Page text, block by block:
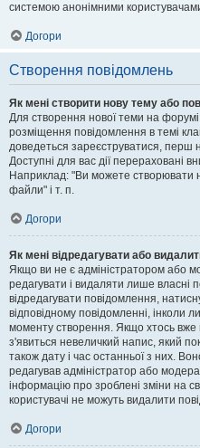
системою анонімними
Догори
Створення повідомлень
Як мені створити нову тему або
Для створення нової теми на
розміщення повідомлення в темі
доведеться зареєструватися, перш
Доступні для вас дії перераховані
Наприклад: "Ви можете створювати
файли" і т. п.
Догори
Як мені відредагувати або
Якщо ви не є адміністратором або
редагувати і видаляти лише власні
відредагувати повідомлення,
відповідному повідомленні, інколи
моменту створення. Якщо хтось вже
з'явиться невеличкий напис, який
також дату і час останньої з них.
редагував адміністратор або
інформацію про зроблені зміни на
користувачі не можуть видалити
Догори